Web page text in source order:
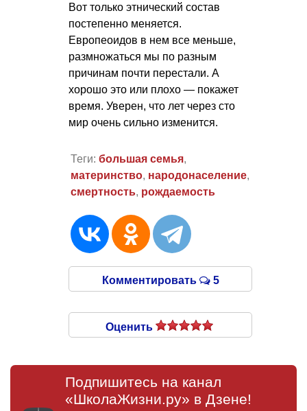
Вот только этнический состав
постепенно меняется.
Европеоидов в нем все меньше,
размножаться мы по разным
причинам почти перестали. А
хорошо это или плохо — покажет
время. Уверен, что лет через сто
мир очень сильно изменится.
Теги: большая семья,
материнство, народонаселение,
смертность, рождаемость
Комментировать 5
Оценить
Подпишитесь на канал
«ШколаЖизни.ру» в Дзене!